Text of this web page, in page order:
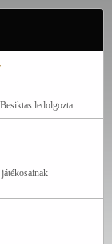
ledolgozta...